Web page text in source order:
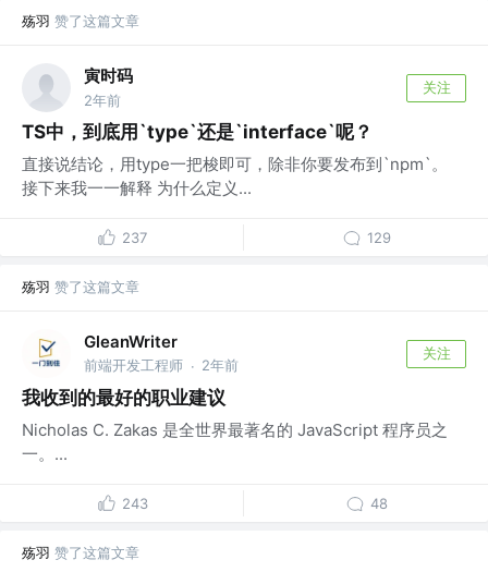
殇羽 赞了这篇文章
寅时码
2年前
关注
TS中，到底用`type`还是`interface`呢？
直接说结论，用type一把梭即可，除非你要发布到`npm`。
接下来我一一解释 为什么定义...
237 129
殇羽 赞了这篇文章
GleanWriter
前端开发工程师 · 2年前
关注
我收到的最好的职业建议
Nicholas C. Zakas 是全世界最著名的 JavaScript 程序员之
一。...
243 48
殇羽 赞了这篇文章